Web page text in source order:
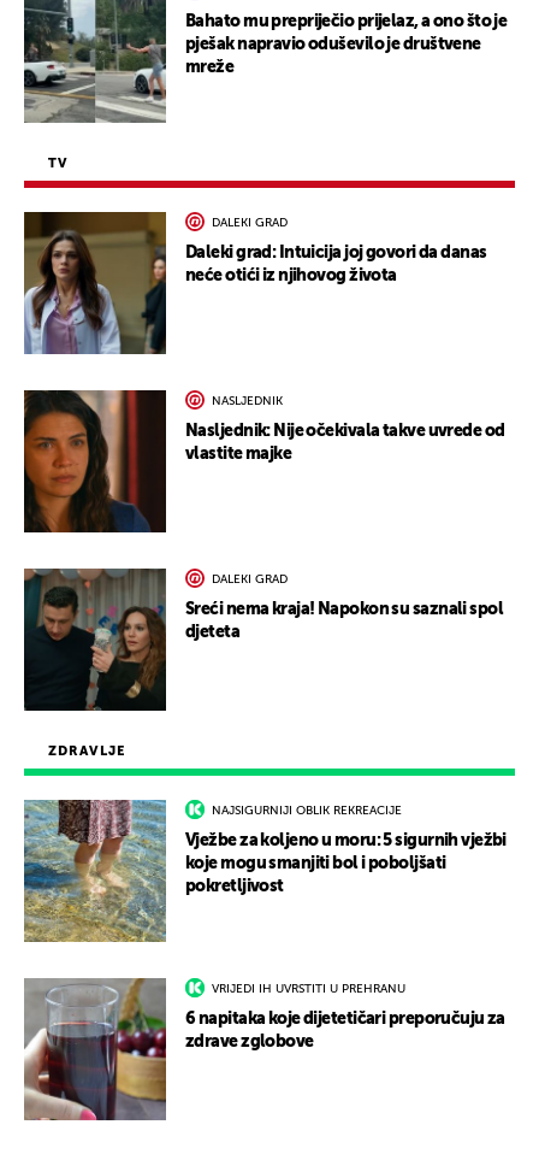
ZDRAVLJE
NAJSIGURNIJI OBLIK REKREACIJE
Vježbe za koljeno u moru: 5 sigurnih vježbi
koje mogu smanjiti bol i poboljšati
pokretljivost
VRIJEDI IH UVRSTITI U PREHRANU
6 napitaka koje dijetetičari preporučuju za
zdrave zglobove
Bahato mu prepriječio prijelaz, a ono što je
pješak napravio oduševilo je društvene
mreže
TV
DALEKI GRAD
Daleki grad: Intuicija joj govori da danas
neće otići iz njihovog života
NASLJEDNIK
Nasljednik: Nije očekivala takve uvrede od
vlastite majke
DALEKI GRAD
Sreći nema kraja! Napokon su saznali spol
djeteta